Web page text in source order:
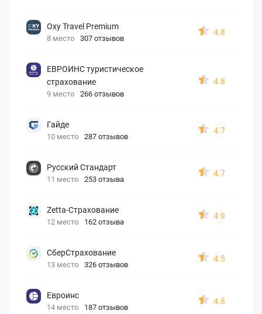
Oxy Travel Premium
8 место 307 отзывов
4.8
ЕВРОИНС туристическое
страхование
9 место 266 отзывов
4.8
Гайде
10 место 287 отзывов
4.7
Русский Стандарт
11 место 253 отзыва
4.7
Zetta-Страхование
12 место 162 отзыва
4.9
СберСтрахование
13 место 326 отзывов
4.5
Евроинс
14 место 187 отзывов
4.8